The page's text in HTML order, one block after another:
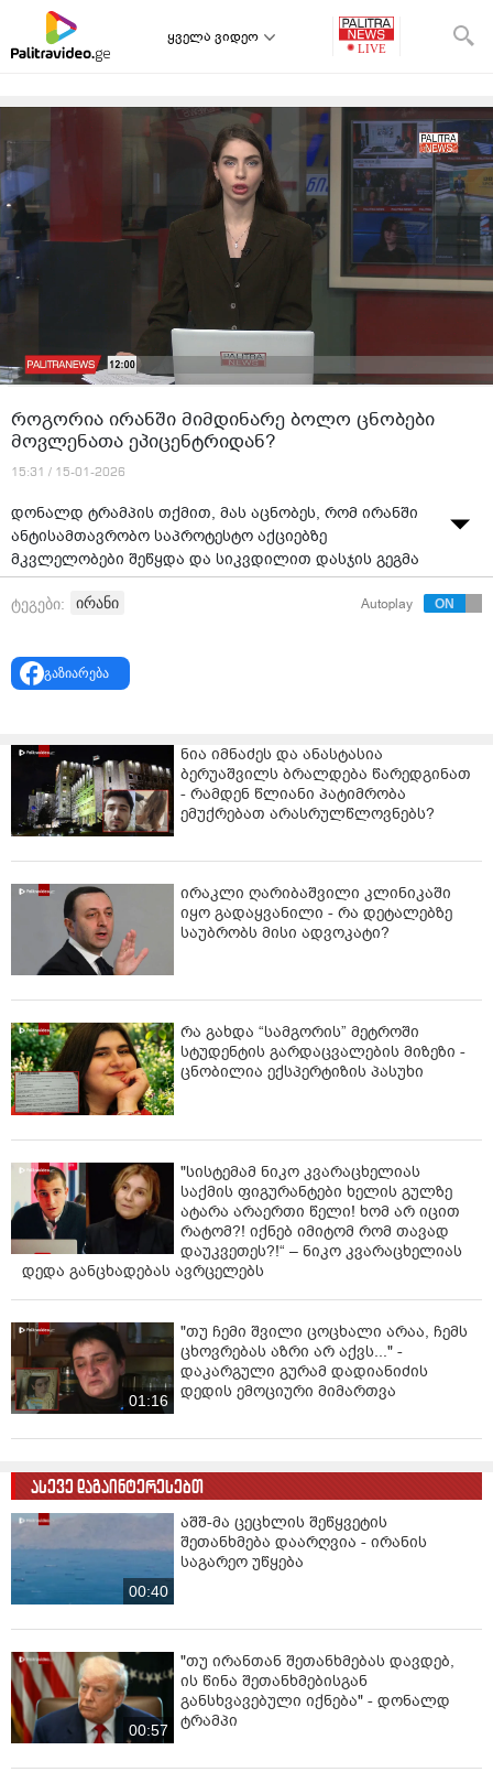
ყველა ვიდეო
როგორია ირანში მიმდინარე ბოლო ცნობები
მოვლენათა ეპიცენტრიდან?
15:31 / 15-01-2026
დონალდ ტრამპის თქმით, მას აცნობეს, რომ ირანში
ანტისამთავრობო საპროტესტო აქციებზე
მკვლელობები შეწყდა და სიკვდილით დასჯის გეგმა
აღარ არსებობს. ამავე დროს, ირანის საგარეო
საქმეთა მინისტრმა განაცხადა, რომ მომიტინგეების
უახლოესი გეგმები არ არსებობს.
ირანელმა მაღალჩინოსანმა ასევე განაცხადა, რომ
თუმცა, საერთაშორისო მედიაში ორ ევროპელ
ოფიციალურ პირზე დაყრდნობით ვრცელდება
ინფორმაცია, რომ ირანში ამერიკის შეერთებული
შტატების სამხედრო ჩარევის დაწყება მომდევნო 24
ანტისამთავრობო დემონსტრაციები იმართება.
ტეგები: ირანი Autoplay
გაზიარება
ნია იმნაძეს და ანასტასია
ბერუაშვილს ბრალდება წარედგინათ
- რამდენ წლიანი პატიმრობა
ემუქრებათ არასრულწლოვნებს?
ირაკლი ღარიბაშვილი კლინიკაში
იყო გადაყვანილი - რა დეტალებზე
საუბრობს მისი ადვოკატი?
რა გახდა “სამგორის” მეტროში
სტუდენტის გარდაცვალების მიზეზი -
ცნობილია ექსპერტიზის პასუხი
"სისტემამ ნიკო კვარაცხელიას
საქმის ფიგურანტები ხელის გულზე
ატარა არაერთი წელი! ხომ არ იცით
რატომ?! იქნებ იმიტომ რომ თავად
დაუკვეთეს?!“ – ნიკო კვარაცხელიას
დედა განცხადებას ავრცელებს
01:16
"თუ ჩემი შვილი ცოცხალი არაა, ჩემს
ცხოვრებას აზრი არ აქვს..." -
დაკარგული გურამ დადიანიძის
დედის ემოციური მიმართვა
ასევე დაგაინტერესებთ
00:40
აშშ-მა ცეცხლის შეწყვეტის
შეთანხმება დაარღვია - ირანის
საგარეო უწყება
00:57
"თუ ირანთან შეთანხმებას დავდებ,
ის წინა შეთანხმებისგან
განსხვავებული იქნება" - დონალდ
ტრამპი